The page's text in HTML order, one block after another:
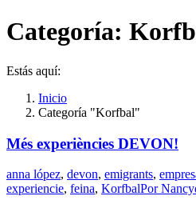
Categoría:
Estás aquí:
Inicio
Categoría "Korfbal"
Més experiències DEVON!
anna lópez, devon, emigrants,
experiencie, feina, KorfbalPorNancy